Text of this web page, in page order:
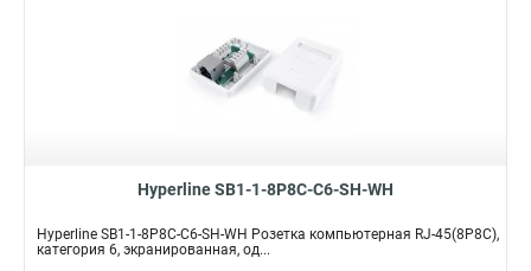
Hyperline SB1-1-8P8C-C6-SH-WH
Hyperline SB1-1-8P8C-C6-SH-WH Розетка компьютерная RJ-45(8P8C),
категория 6, экранированная, од...